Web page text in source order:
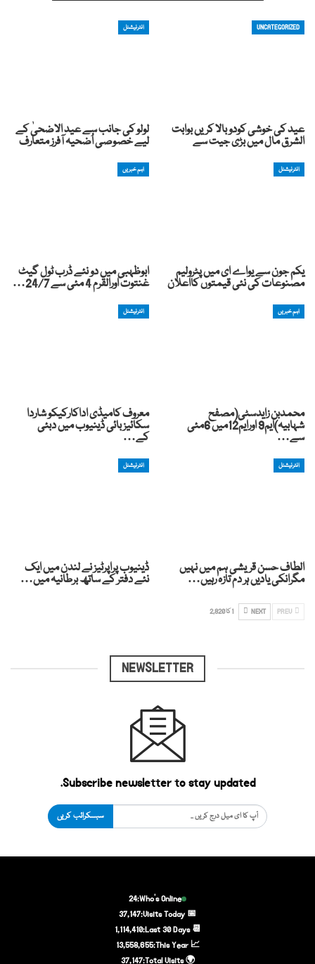
UNCATEGORIZED
عید کی خوشی کودوبالا کریں بوابت
الشرق مال میں بڑی جیت سے
انٹرنیشنل
لولو کی جانب سے عید الاضحیٰ کے
لیے خصوصی اُضحیہ آفرز متعارف
انٹرنیشنل
یکم جون سے یواے ای میں پٹرولیم
مصنوعات کی نئی قیمتوں کااعلان
اہم خبریں
ابوظہبی میں دو نئے ڈرب ٹول گیٹ
غنتوت اورالقرم 4 مئی سے 24/7…
اہم خبریں
محمدبن زایدسٹی(مصفح
شہابیہ)ایم9 اورایم12میں 6مئی
سے…
انٹرنیشنل
معروف کامیڈی اداکارکیکو شاردا
سکائیز بائی ڈینیوب میں دبئی
کے…
انٹرنیشنل
الطاف حسن قریشی ہم میں نہیں
مگرانکی یادیں ہر دم تازہ رہیں…
انٹرنیشنل
ڈینیوب پراپرٹیز نے لندن میں ایک
نئے دفتر کے ساتھ برطانیہ میں…
NEXT 1 کا 2,820
NEWSLETTER
Subscribe newsletter to stay updated.
سبسکرائب کریں
Who's Online:
24
📅 Visits Today:
37,147
📆 Last 30 Days:
1,114,410
📈 This Year:
13,558,655
🌍 Total Visits:
37,147